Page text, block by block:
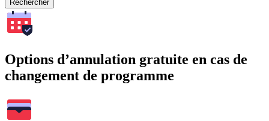
Rechercher
Options d’annulation gratuite en cas de
changement de programme